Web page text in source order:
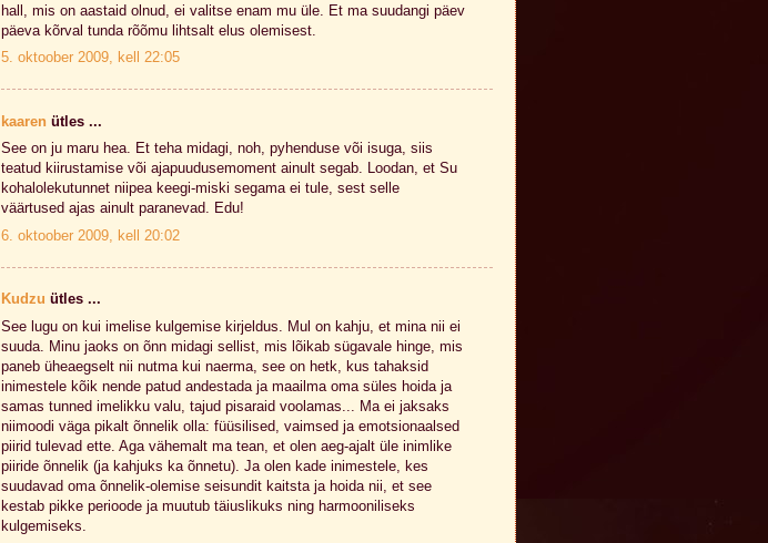
hall, mis on aastaid olnud, ei valitse enam mu üle. Et ma suudangi päev
päeva kõrval tunda rõõmu lihtsalt elus olemisest.
5. oktoober 2009, kell 22:05
kaaren ütles ...
See on ju maru hea. Et teha midagi, noh, pyhenduse või isuga, siis
teatud kiirustamise või ajapuudusemoment ainult segab. Loodan, et Su
kohalolekutunnet niipea keegi-miski segama ei tule, sest selle
väärtused ajas ainult paranevad. Edu!
6. oktoober 2009, kell 20:02
Kudzu ütles ...
See lugu on kui imelise kulgemise kirjeldus. Mul on kahju, et mina nii ei
suuda. Minu jaoks on õnn midagi sellist, mis lõikab sügavale hinge, mis
paneb üheaegselt nii nutma kui naerma, see on hetk, kus tahaksid
inimestele kõik nende patud andestada ja maailma oma süles hoida ja
samas tunned imelikku valu, tajud pisaraid voolamas... Ma ei jaksaks
niimoodi väga pikalt õnnelik olla: füüsilised, vaimsed ja emotsionaalsed
piirid tulevad ette. Aga vähemalt ma tean, et olen aeg-ajalt üle inimlike
piiride õnnelik (ja kahjuks ka õnnetu). Ja olen kade inimestele, kes
suudavad oma õnnelik-olemise seisundit kaitsta ja hoida nii, et see
kestab pikke perioode ja muutub täiuslikuks ning harmooniliseks
kulgemiseks.